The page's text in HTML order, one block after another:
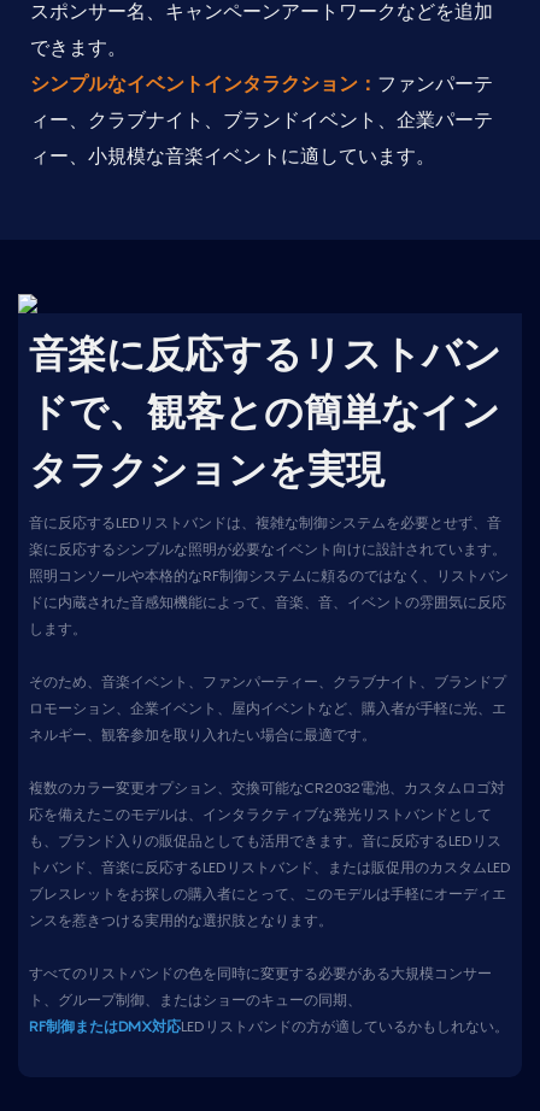
スポンサー名、キャンペーンアートワークなどを追加
できます。
シンプルなイベントインタラクション： ファンパーテ
ィー、クラブナイト、ブランドイベント、企業パーテ
ィー、小規模な音楽イベントに適しています。
音楽に反応するリストバン
ドで、観客との簡単なイン
タラクションを実現
音に反応するLEDリストバンドは、複雑な制御システムを必要とせず、音
楽に反応するシンプルな照明が必要なイベント向けに設計されています。
照明コンソールや本格的なRF制御システムに頼るのではなく、リストバン
ドに内蔵された音感知機能によって、音楽、音、イベントの雰囲気に反応
します。
そのため、音楽イベント、ファンパーティー、クラブナイト、ブランドプ
ロモーション、企業イベント、屋内イベントなど、購入者が手軽に光、エ
ネルギー、観客参加を取り入れたい場合に最適です。
複数のカラー変更オプション、交換可能なCR2032電池、カスタムロゴ対
応を備えたこのモデルは、インタラクティブな発光リストバンドとして
も、ブランド入りの販促品としても活用できます。音に反応するLEDリス
トバンド、音楽に反応するLEDリストバンド、または販促用のカスタムLED
ブレスレットをお探しの購入者にとって、このモデルは手軽にオーディエ
ンスを惹きつける実用的な選択肢となります。
すべてのリストバンドの色を同時に変更する必要がある大規模コンサー
ト、グループ制御、またはショーのキューの同期、
RF制御またはDMX対応LEDリストバンドの方が適しているかもしれない。